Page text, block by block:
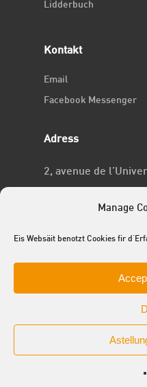
Manage
Eis Websäit benotzt Cookies fir
Lidderbuch
Kontakt
Email
Facebook Messenger
Adress
2, avenue de
No RCSL
© 2025 ACEL - de